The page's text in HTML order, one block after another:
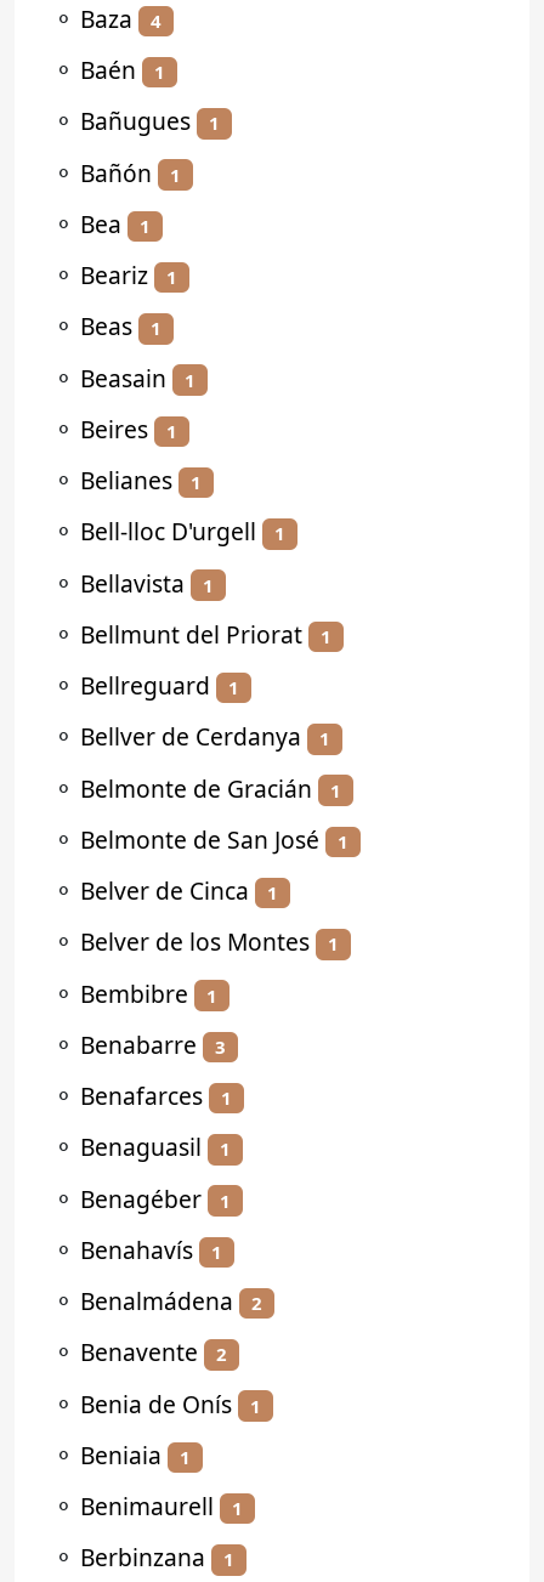
⚬ Baza 4
⚬ Baén 1
⚬ Bañugues 1
⚬ Bañón 1
⚬ Bea 1
⚬ Beariz 1
⚬ Beas 1
⚬ Beasain 1
⚬ Beires 1
⚬ Belianes 1
⚬ Bell-lloc D'urgell 1
⚬ Bellavista 1
⚬ Bellmunt del Priorat 1
⚬ Bellreguard 1
⚬ Bellver de Cerdanya 1
⚬ Belmonte de Gracián 1
⚬ Belmonte de San José 1
⚬ Belver de Cinca 1
⚬ Belver de los Montes 1
⚬ Bembibre 1
⚬ Benabarre 3
⚬ Benafarces 1
⚬ Benaguasil 1
⚬ Benagéber 1
⚬ Benahavís 1
⚬ Benalmádena 2
⚬ Benavente 2
⚬ Benia de Onís 1
⚬ Beniaia 1
⚬ Benimaurell 1
⚬ Berbinzana 1